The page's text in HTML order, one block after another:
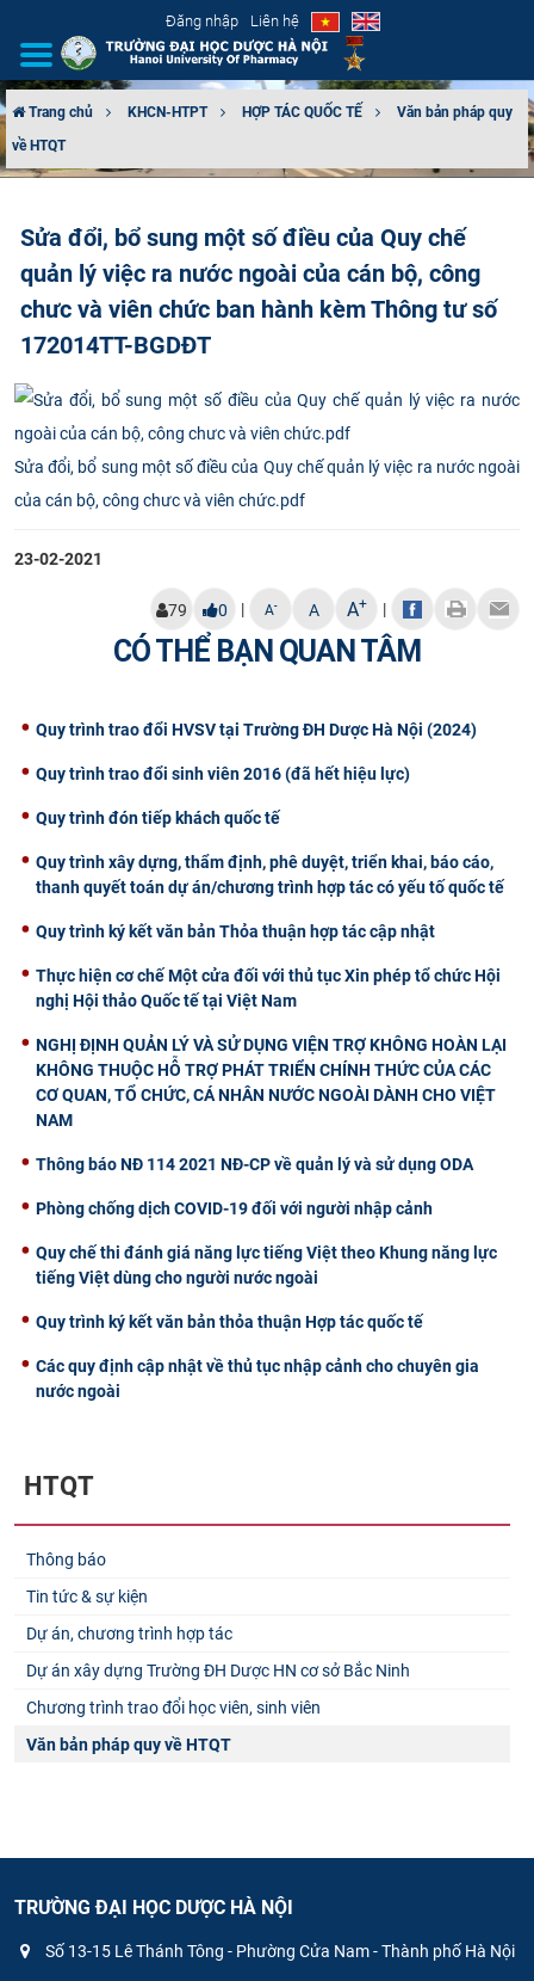
Đăng nhập Liên hệ
GIỚI THIỆU
TUYỂN SINH
ĐÀO TẠO
ĐẢM BẢO CHẤT LƯỢNG
KHOA HỌC CÔNG NGHỆ
HTQT
CỰU NGƯỜI HỌC
Trang chủ KHCN-HTPT HỢP TÁC QUỐC TẾ
Văn bản pháp quy
về HTQT
Sửa đổi, bổ sung một số điều của Quy chế
quản lý việc ra nước ngoài của cán bộ, công
chưc và viên chức ban hành kèm Thông tư số
172014TT-BGDĐT
Sửa đổi, bổ sung một số điều của Quy chế quản lý việc ra nước ngoài
của cán bộ, công chưc và viên chức.pdf
23-02-2021
79 0 | A- A A+ |
CÓ THỂ BẠN QUAN TÂM
Quy trình trao đổi HVSV tại Trường ĐH Dược Hà Nội (2024)
Quy trình trao đổi sinh viên 2016 (đã hết hiệu lực)
Quy trình đón tiếp khách quốc tế
Quy trình xây dựng, thẩm định, phê duyệt, triển khai, báo cáo,
thanh quyết toán dự án/chương trình hợp tác có yếu tố quốc tế
Quy trình ký kết văn bản Thỏa thuận hợp tác cập nhật
Thực hiện cơ chế Một cửa đối với thủ tục Xin phép tổ chức Hội
nghị Hội thảo Quốc tế tại Việt Nam
NGHỊ ĐỊNH QUẢN LÝ VÀ SỬ DỤNG VIỆN TRỢ KHÔNG HOÀN LẠI
KHÔNG THUỘC HỖ TRỢ PHÁT TRIỂN CHÍNH THỨC CỦA CÁC
CƠ QUAN, TỔ CHỨC, CÁ NHÂN NƯỚC NGOÀI DÀNH CHO VIỆT
NAM
Thông báo NĐ 114 2021 NĐ-CP về quản lý và sử dụng ODA
Phòng chống dịch COVID-19 đối với người nhập cảnh
Quy chế thi đánh giá năng lực tiếng Việt theo Khung năng lực
tiếng Việt dùng cho người nước ngoài
Quy trình ký kết văn bản thỏa thuận Hợp tác quốc tế
Các quy định cập nhật về thủ tục nhập cảnh cho chuyên gia
nước ngoài
HTQT
Thông báo
Tin tức & sự kiện
Dự án, chương trình hợp tác
Dự án xây dựng Trường ĐH Dược HN cơ sở Bắc Ninh
Chương trình trao đổi học viên, sinh viên
Văn bản pháp quy về HTQT
TRƯỜNG ĐẠI HỌC DƯỢC HÀ NỘI
Số 13-15 Lê Thánh Tông - Phường Cửa Nam - Thành phố Hà Nội